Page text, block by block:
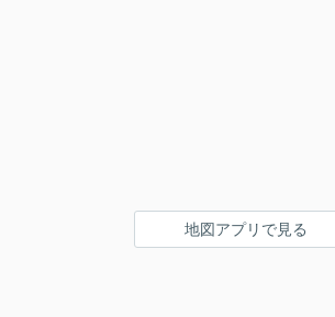
地図アプリで見る